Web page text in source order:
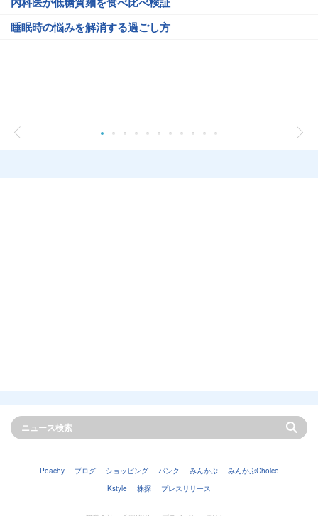
睡眠時の悩みを解消する過ごし方
Peachy ブログ ショッピング バンク みんかぶ
みんかぶChoice
Kstyle
株探 プレスリリース